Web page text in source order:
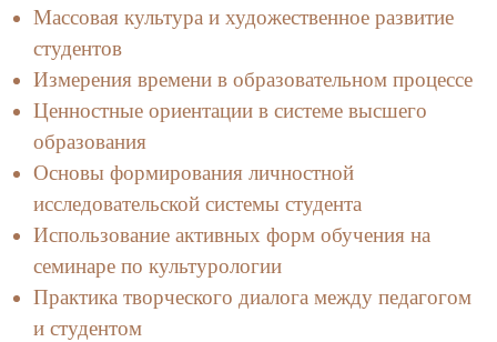
Массовая культура и художественное развитие
студентов
Измерения времени в образовательном процессе
Ценностные ориентации в системе высшего
образования
Основы формирования личностной
исследовательской системы студента
Использование активных форм обучения на
семинаре по культурологии
Практика творческого диалога между педагогом
и студентом